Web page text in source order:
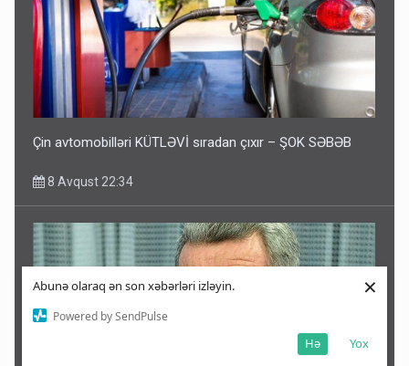
Abunə olaraq ən son xəbərləri izləyin.
Powered by SendPulse
Yox
Hə
×
Çin avtomobilləri KÜTLƏVİ sıradan çıxır – ŞOK SƏBƏB
8 Avqust 22:34